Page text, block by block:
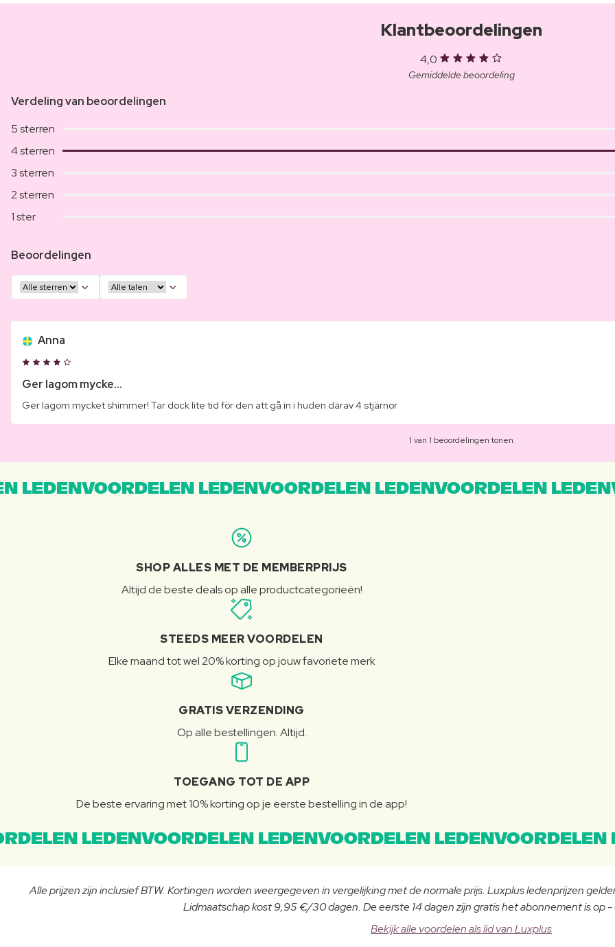
Klantbeoordelingen
4,0
Gemiddelde beoordeling
Verdeling van beoordelingen
5 sterren
4 sterren
3 sterren
2 sterren
1 ster
Beoordelingen
Anna
Ger lagom mycke...
Ger lagom mycket shimmer! Tar dock lite tid för den att gå in i huden därav 4 stjärnor
1 van 1 beoordelingen tonen
LEDENVOORDELEN LEDENVOORDELEN LEDENVOORDELEN
SHOP ALLES MET DE MEMBERPRIJS
Altijd de beste deals op alle productcategorieën!
STEEDS MEER VOORDELEN
Elke maand tot wel 20% korting op jouw favoriete merk
GRATIS VERZENDING
Op alle bestellingen. Altijd.
TOEGANG TOT DE APP
De beste ervaring met 10% korting op je eerste bestelling in de app!
LEDENVOORDELEN LEDENVOORDELEN
Alle prijzen zijn inclusief BTW. Kortingen worden weergegeven in vergelijking met de normale prijs. Luxplus ledenprijzen
Lidmaatschap kost 9,95 €/30 dagen. De eerste 14 dagen zijn gratis het abonnement is op -
Bekijk alle voordelen als lid van Luxplus